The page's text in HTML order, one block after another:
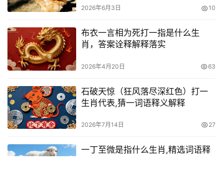
2026年6月3日 10
布衣一言相为死打一指是什么生
肖，答案诠释解释落实
2026年4月20日 63
石破天惊（狂风落尽深红色）打一
生肖代表,猜一词语释义解释
2026年7月14日 27
一丁至微是指什么生肖,精选词语释